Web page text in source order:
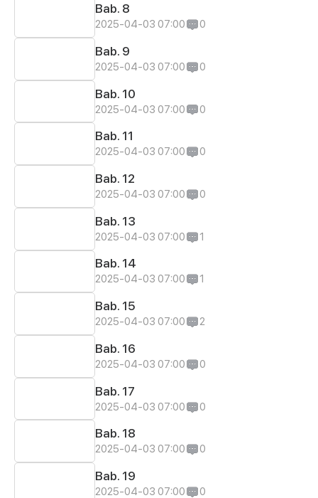
Bab. 8
2025-04-03 07:00 0
Bab. 9
2025-04-03 07:00 0
Bab. 10
2025-04-03 07:00 0
Bab. 11
2025-04-03 07:00 0
Bab. 12
2025-04-03 07:00 0
Bab. 13
2025-04-03 07:00 1
Bab. 14
2025-04-03 07:00 1
Bab. 15
2025-04-03 07:00 2
Bab. 16
2025-04-03 07:00 0
Bab. 17
2025-04-03 07:00 0
Bab. 18
2025-04-03 07:00 0
Bab. 19
2025-04-03 07:00 0